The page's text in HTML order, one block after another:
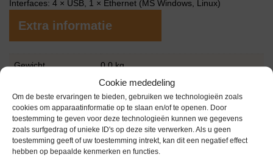
Cookie mededeling
Om de beste ervaringen te bieden, gebruiken we technologieën zoals
cookies om apparaatinformatie op te slaan en/of te openen. Door
toestemming te geven voor deze technologieën kunnen we gegevens
zoals surfgedrag of unieke ID's op deze site verwerken. Als u geen
toestemming geeft of uw toestemming intrekt, kan dit een negatief effect
hebben op bepaalde kenmerken en functies.
Interfaces: 4 × USB, 1 × Ethernet (MS Windows, Linux)
Extra informatie
Gewicht 0,0 kg
6 maanden
Conditie Gebruikt in goede conditie
Merk VWR